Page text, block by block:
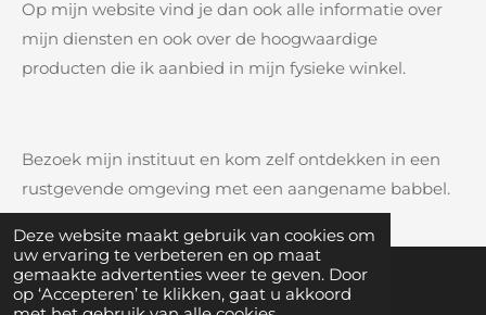
Deze website maakt gebruik van cookies om
uw ervaring te verbeteren en op maat
gemaakte advertenties weer te geven. Door
op ‘Accepteren’ te klikken, gaat u akkoord
Op mijn website vind je dan ook alle informatie over
mijn diensten en ook over de hoogwaardige
producten die ik aanbied in mijn fysieke winkel.
Bezoek mijn instituut en kom zelf ontdekken in een
rustgevende omgeving met een aangename babbel.
Lid worden? Vulhier je gegevens in.